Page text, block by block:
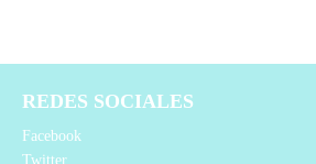
REDES SOCIALES
Facebook
Twitter